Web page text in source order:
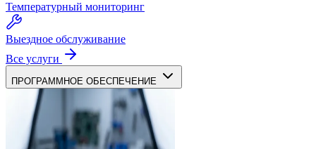
Температурный мониторинг
Выездное обслуживание
Все услуги
ПРОГРАММНОЕ ОБЕСПЕЧЕНИЕ